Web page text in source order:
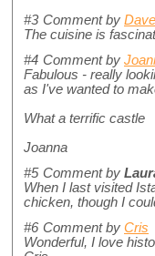
#3 Comment by Dave
The cuisine is
#4 Comment by
Fabulous - really
as I've wanted to
What a terrific castle
Joanna
#5 Comment by
When I last visited
chicken, though I
#6 Comment by Cris
Wonderful, I love